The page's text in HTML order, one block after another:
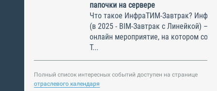
папочки на сервере
Что такое ИнфраТИМ-Завтрак?
(в 2025 - BIM-Завтрак с Линейкой) –
онлайн мероприятие, на котором
Т...
Полный список интересных событий доступен на странице
отраслевого календаря